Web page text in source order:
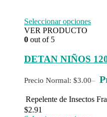
Seleccionar opciones
VER PRODUCTO
0 out of 5
DETAN NIÑOS
Precio Normal: $3.00–
Repelente de Insectos
$2.91